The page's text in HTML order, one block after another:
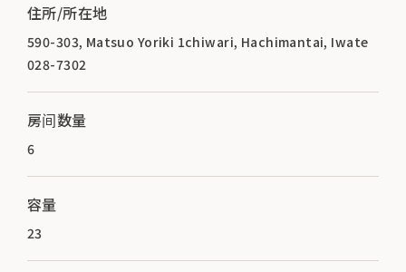
住所/所在地
590-303, Matsuo Yoriki 1chiwari, Hachimantai, Iwate
028-7302
房间数量
6
容量
23